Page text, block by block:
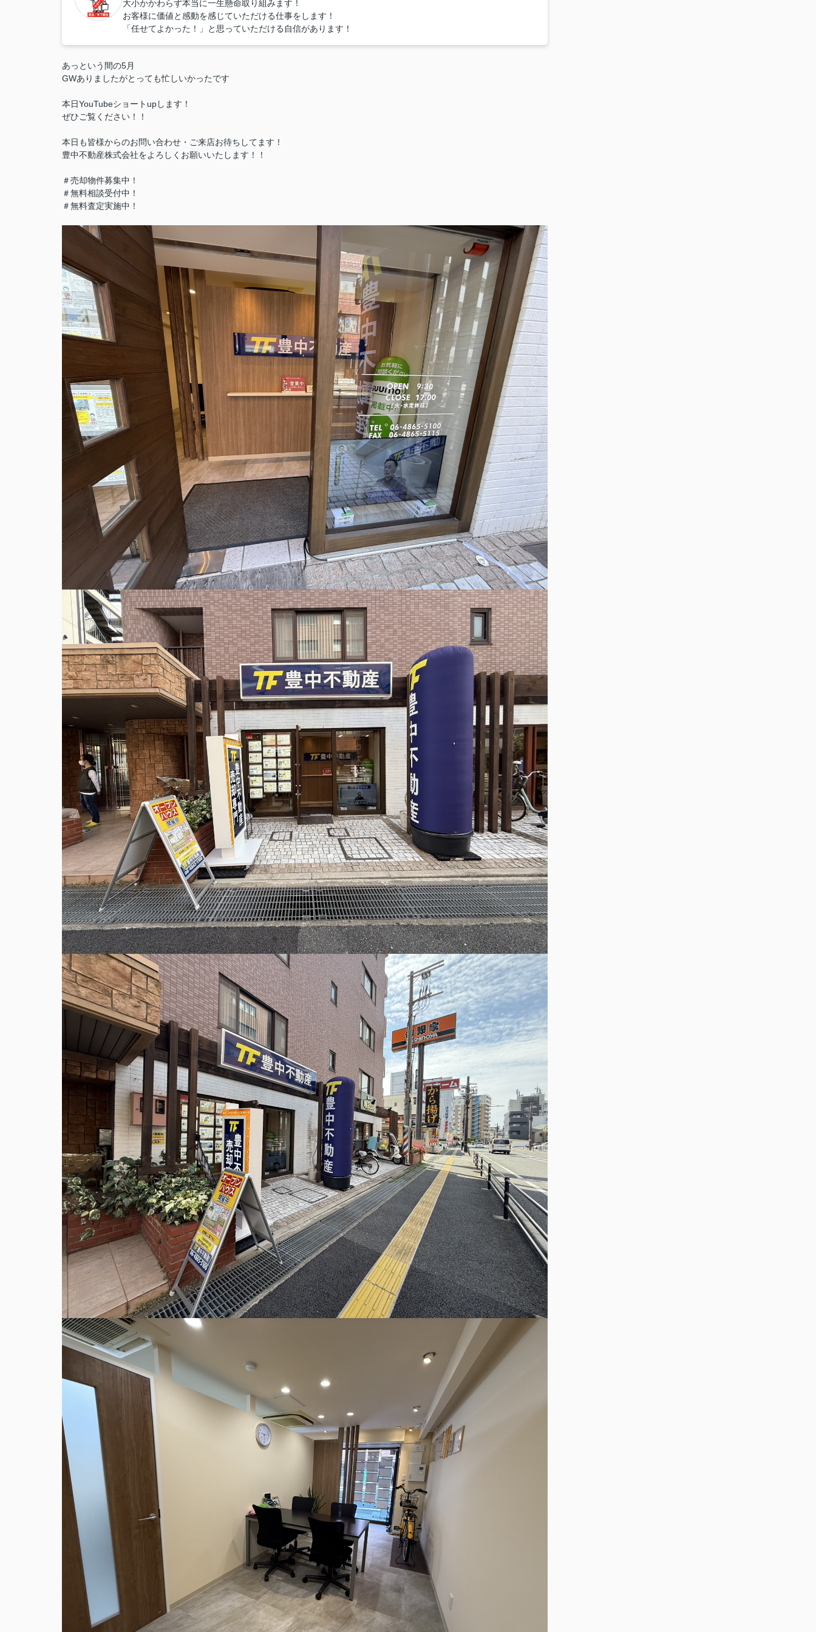
大小かかわらず本当に一生懸命取り組みます！
お客様に価値と感動を感じていただける仕事をします！
「任せてよかった！」と思っていただける自信があります！
あっという間の5月
GWありましたがとっても忙しいかったです
本日YouTubeショートupします！
ぜひご覧ください！！
本日も皆様からのお問い合わせ・ご来店お待ちしてます！
豊中不動産株式会社をよろしくお願いいたします！！
＃売却物件募集中！
＃無料相談受付中！
＃無料査定実施中！